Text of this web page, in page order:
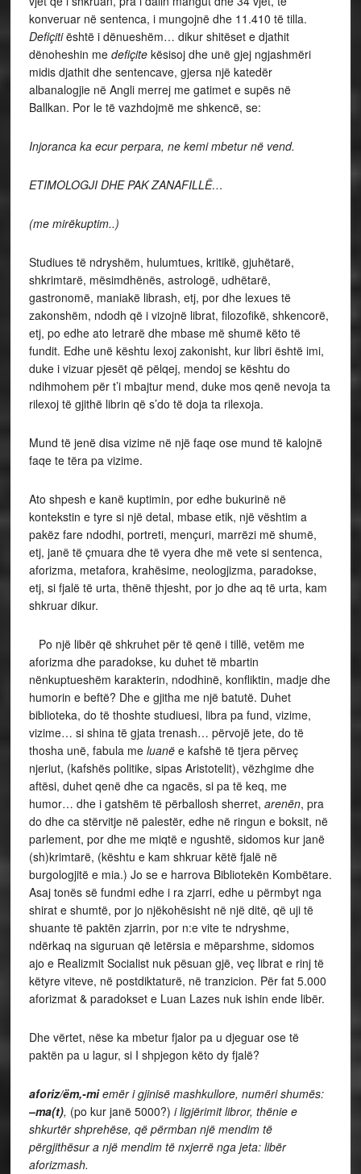
konveruar në sentenca, i mungojnë dhe 11.410 të tilla.
Defiçitiështë i dënueshëm… dikur shitëset e djathit
dënoheshin me defiçitekësisoj dhe unë gjej ngjashmëri
midis djathit dhe sentencave, gjersa një katedër
albanalogjie në Angli merrej me gatimet e supës në
Ballkan. Por le të vazhdojmë me shkencë, se:
Injoranca ka ecur perpara, ne kemi mbetur në vend.
ETIMOLOGJI DHE PAK ZANAFILLË…
(me mirëkuptim..)
Studiues të ndryshëm, hulumtues, kritikë, gjuhëtarë,
shkrimtarë, mësimdhënës, astrologë, udhëtarë,
gastronomë, maniakë librash, etj, por dhe lexues të
zakonshëm, ndodh që i vizojnë librat, filozofikë, shkencorë,
etj, po edhe ato letrarë dhe mbase më shumë këto të
fundit. Edhe unë kështu lexoj zakonisht, kur libri është imi,
duke i vizuar pjesët që pëlqej, mendoj se kështu do
ndihmohem për t’i mbajtur mend, duke mos qenë nevoja ta
rilexoj të gjithë librin që s’do të doja ta rilexoja.
Mund të jenë disa vizime në një faqe ose mund të kalojnë
faqe te tëra pa vizime.
Ato shpesh e kanë kuptimin, por edhe bukurinë në
kontekstin e tyre si një detal, mbase etik, një vështim a
pakëz fare ndodhi, portreti, mençuri, marrëzi më shumë,
etj, janë të çmuara dhe të vyera dhe më vete si sentenca,
aforizma, metafora, krahësime, neologjizma, paradokse,
etj, si fjalë të urta, thënë thjesht, por jo dhe aq të urta, kam
shkruar dikur.
Po një libër që shkruhet për të qenë i tillë, vetëm me
aforizma dhe paradokse, ku duhet të mbartin
nënkuptueshëm karakterin, ndodhinë, konfliktin, madje dhe
humorin e beftë? Dhe e gjitha me një batutë. Duhet
biblioteka, do të thoshte studiuesi, libra pa fund, vizime,
vizime… si shina të gjata trenash… përvojë jete, do të
thosha unë, fabula me luanëe kafshë të tjera përveç
njeriut, (kafshës politike, sipas Aristotelit), vëzhgime dhe
aftësi, duhet qenë dhe ca ngacës, si pa të keq, me
humor… dhe i gatshëm të përballosh sherret, arenën, pra
do dhe ca stërvitje në palestër, edhe në ringun e boksit, në
parlement, por dhe me miqtë e ngushtë, sidomos kur janë
(sh)krimtarë, (kështu e kam shkruar këtë fjalë në
burgologjitë e mia.) Jo se e harrova Bibliotekën Kombëtare.
Asaj tonës së fundmi edhe i ra zjarri, edhe u përmbyt nga
shirat e shumtë, por jo njëkohësisht në një ditë, që uji të
shuante të paktën zjarrin, por n:e vite te ndryshme,
ndërkaq na siguruan që letërsia e mëparshme, sidomos
ajo e Realizmit Socialist nuk pësuan gjë, veç librat e rinj të
këtyre viteve, në postdiktaturë, në tranzicion. Për fat 5.000
aforizmat & paradokset e Luan Lazes nuk ishin ende libër.
Dhe vërtet, nëse ka mbetur fjalor pa u djeguar ose të
paktën pa u lagur, si I shpjegon këto dy fjalë?
aforiz/ëm,-miemër i gjinisë mashkullore, numëri shumës:
–ma(t), (po kur janë 5000?) i ligjërimit libror, thënie e
shkurtër shprehëse, që përmban një mendim të
përgjithësur a një mendim të nxjerrë nga jeta: libër
aforizmash.